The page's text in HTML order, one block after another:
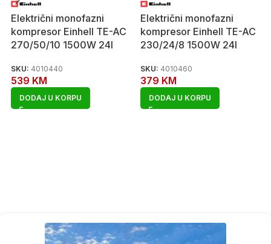
Električni monofazni
kompresor Einhell TE-AC
270/50/10 1500W 24l
SKU: 4010440
539 KM
DODAJ U KORPU
Električni monofazni
kompresor Einhell TE-AC
230/24/8 1500W 24l
SKU: 4010460
379 KM
DODAJ U KORPU